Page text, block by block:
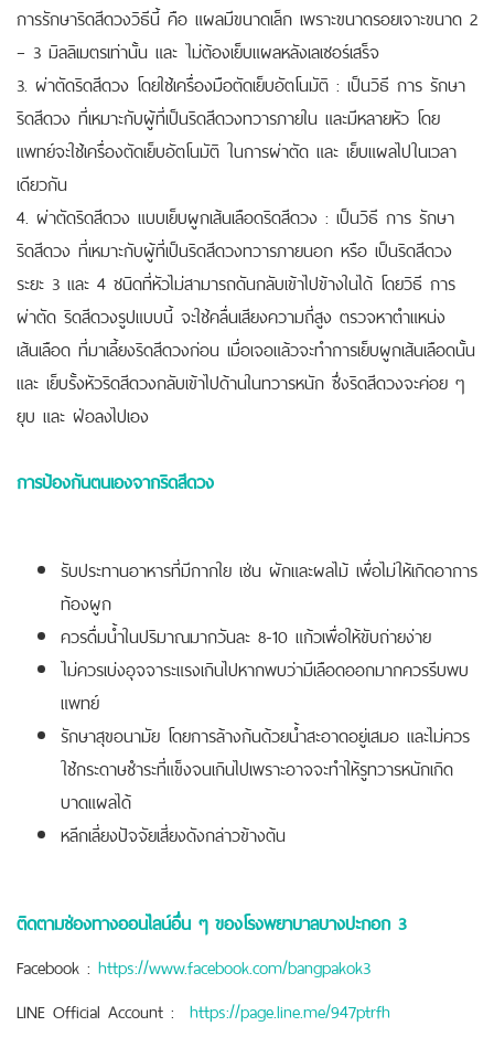
การรักษาริดสีดวงวิธีนี้ คือ แผลมีขนาดเล็ก เพราะขนาดรอยเจาะขนาด 2
– 3 มิลลิเมตรเท่านั้น และ ไม่ต้องเย็บแผลหลังเลเซอร์เสร็จ
3. ผ่าตัดริดสีดวง โดยใช้เครื่องมือตัดเย็บอัตโนมัติ : เป็นวิธี การ รักษา
ริดสีดวง ที่เหมาะกับผู้ที่เป็นริดสีดวงทวารภายใน และมีหลายหัว โดย
แพทย์จะใช้เครื่องตัดเย็บอัตโนมัติ ในการผ่าตัด และ เย็บแผลไปในเวลา
เดียวกัน
4. ผ่าตัดริดสีดวง แบบเย็บผูกเส้นเลือดริดสีดวง : เป็นวิธี การ รักษา
ริดสีดวง ที่เหมาะกับผู้ที่เป็นริดสีดวงทวารภายนอก หรือ เป็นริดสีดวง
ระยะ 3 และ 4 ชนิดที่หัวไม่สามารถดันกลับเข้าไปข้างในได้ โดยวิธี การ
ผ่าตัด ริดสีดวงรูปแบบนี้ จะใช้คลื่นเสียงความถี่สูง ตรวจหาตำแหน่ง
เส้นเลือด ที่มาเลี้ยงริดสีดวงก่อน เมื่อเจอแล้วจะทำการเย็บผูกเส้นเลือดนั้น
และ เย็บรั้งหัวริดสีดวงกลับเข้าไปด้านในทวารหนัก ซึ่งริดสีดวงจะค่อย ๆ
ยุบ และ ฝ่อลงไปเอง
การป้องกันตนเองจากริดสีดวง
รับประทานอาหารที่มีกากใย เช่น ผักและผลไม้ เพื่อไม่ให้เกิดอาการ
ท้องผูก
ควรดื่มน้ำในปริมาณมากวันละ 8-10 แก้วเพื่อให้ขับถ่ายง่าย
ไม่ควรเบ่งอุจจาระแรงเกินไปหากพบว่ามีเลือดออกมากควรรีบพบ
แพทย์
รักษาสุขอนามัย โดยการล้างก้นด้วยน้ำสะอาดอยู่เสมอ และไม่ควร
ใช้กระดาษชำระที่แข็งจนเกินไปเพราะอาจจะทำให้รูทวารหนักเกิด
บาดแผลได้
หลีกเลี่ยงปัจจัยเสี่ยงดังกล่าวข้างต้น
ติดตามช่องทางออนไลน์อื่น ๆ ของโรงพยาบาลบางปะกอก 3
Facebook : https://www.facebook.com/bangpakok3
LINE Official Account : https://page.line.me/947ptrfh